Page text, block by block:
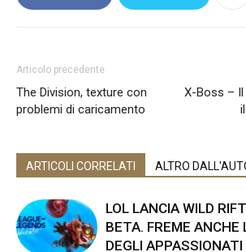
Articolo precedente
The Division, texture con
problemi di caricamento
X-Boss – Il
ARTICOLI CORRELATI ALTRO
LOL LANCIA WILD
BETA. FREME ANCHE
DEGLI